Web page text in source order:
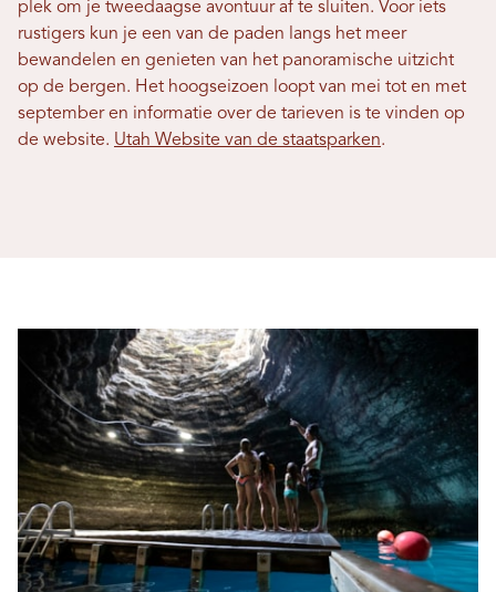
plek om je tweedaagse avontuur af te sluiten. Voor iets
rustigers kun je een van de paden langs het meer
bewandelen en genieten van het panoramische uitzicht
op de bergen. Het hoogseizoen loopt van mei tot en met
september en informatie over de tarieven is te vinden op
de website. Utah Website van de staatsparken.